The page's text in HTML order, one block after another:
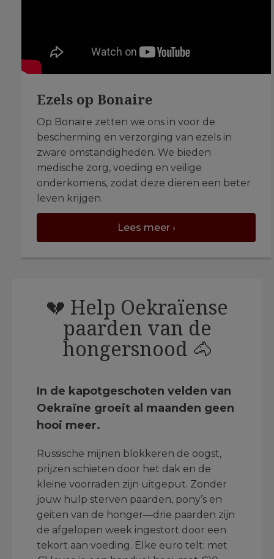
Ezels op Bonaire
Op Bonaire zetten we ons in voor de
bescherming en verzorging van ezels in
zware omstandigheden. We bieden
medische zorg, voeding en veilige
onderkomens, zodat deze dieren een beter
leven krijgen.
Lees meer ›
💔 Help Oekraïense
paarden van de
hongersnood 🐴
In de kapotgeschoten velden van
Oekraïne groeit al maanden geen
hooi meer.
Russische mijnen blokkeren de oogst,
prijzen schieten door het dak en de
kleine voorraden zijn uitgeput. Zonder
jouw hulp sterven paarden, pony’s en
geiten van de honger—drie paarden zijn
de afgelopen week ingestort door een
tekort aan voeding. Elke euro telt: met